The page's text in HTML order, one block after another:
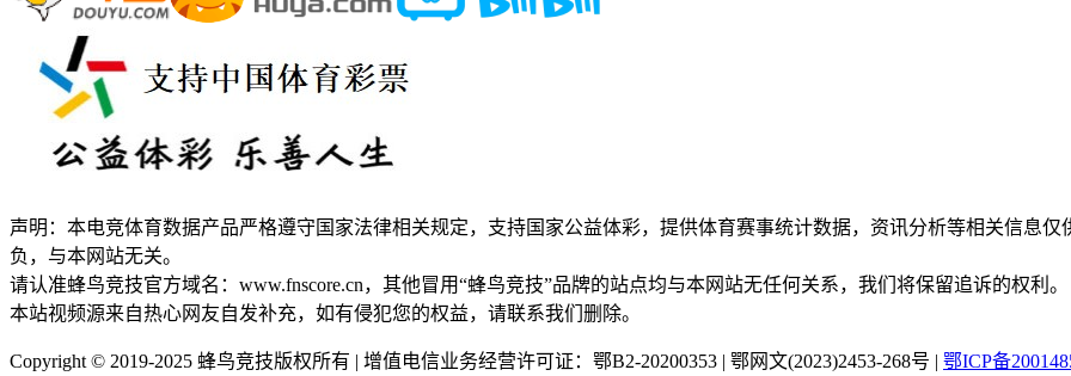
声明：本电竞体育数据产品严格遵守国家法律相关规定，支持国家公益体彩，提供体育赛事统计数据，资讯分析等相关信息
负，与本网站无关。
请认准蜂鸟竞技官方域名：www.fnscore.cn，其他冒用“蜂鸟竞技”品牌的站点均与本网站无任何关系，我们将保留追诉的权利。
本站视频源来自热心网友自发补充，如有侵犯您的权益，请联系我们删除。
Copyright © 2019-2025 蜂鸟竞技版权所有 | 增值电信业务经营许可证：鄂B2-20200353 | 鄂网文(2023)2453-268号 | 鄂ICP备